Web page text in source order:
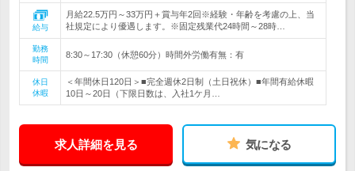
給与
月給22.5万円～33万円＋賞与年2回※経験・年齢を考慮の上、当
社規定により優遇します。※固定残業代24時間～28時…
勤務
時間
8:30～17:30（休憩60分）時間外労働有無：有
休日
休暇
＜年間休日120日＞■完全週休2日制（土日祝休）■年間有給休暇
10日～20日（下限日数は、入社1ケ月…
求人詳細を見る 気になる